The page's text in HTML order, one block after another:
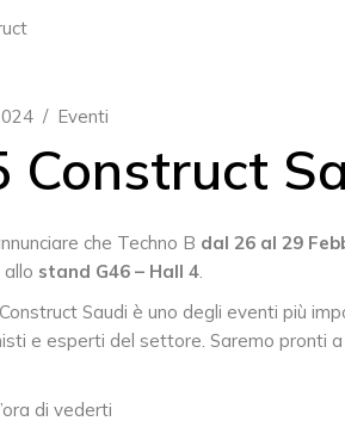
Eventi
Construct
che Techno B dal 26 al 29
stand G46 – Hall 4.
Saudi è uno degli eventi più
e esperti del settore. Saremo pronti
di vederti